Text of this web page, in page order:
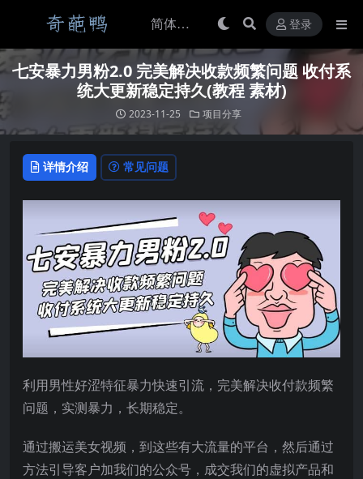
登录
七安暴力男粉2.0 完美解决收款频繁问题 收付系
统大更新稳定持久(教程 素材)
2023-11-25 项目分享
详情介绍 常见问题
利用男性好涩特征暴力快速引流，完美解决收付款频繁
问题，实测暴力，长期稳定。
通过搬运美女视频，到这些有大流量的平台，然后通过
方法引导客户加我们的公众号，成交我们的虚拟产品和